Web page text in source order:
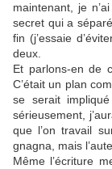
maintenant, je
secret qui a
fin (j’essaie
deux.
Et parlons-en de
C’était un plan
se serait
sérieusement,
que l’on travail
gnagna, mais
Même l’écriture